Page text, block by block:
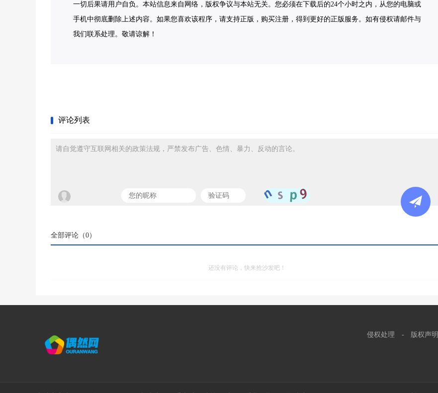
一切后果请用户自负。本站信息来自网络，版权争议与本站无关。您必须在下载后的24个小时之内，从您的电脑或
手机中彻底删除上述内容。如果您喜欢该程序，请支持正版，购买注册，得到更好的正版服务。如有侵权请邮件与
我们联系处理。敬请谅解！
评论列表
请自觉遵守互联网相关的政策法规，严禁发布广告、色情、暴力、反动的言论。
全部评论（0）
还没有评论，快来抢沙发吧！
侵权处理 - 版权声明